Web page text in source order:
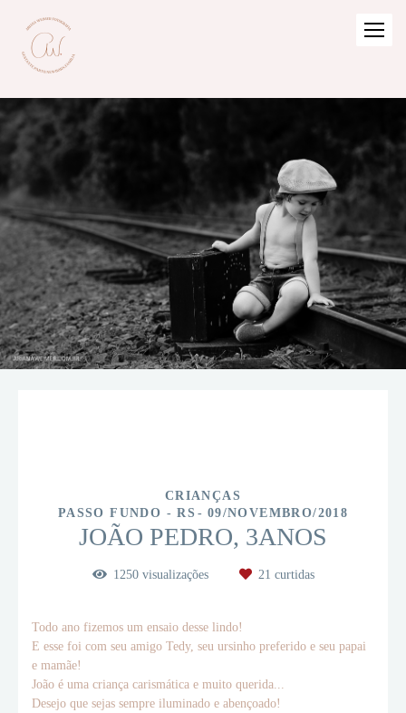
CRIANÇAS
PASSO FUNDO - RS
09/NOVEMBRO/2018
JOÃO PEDRO, 3ANOS
1250visualizações 21 curtidas
Todo ano fizemos um ensaio desse lindo!
E esse foi com seu amigo Tedy, seu ursinho preferido e seu papai
e mamãe!
João é uma criança carismática e muito querida...
Desejo que sejas sempre iluminado e abençoado!